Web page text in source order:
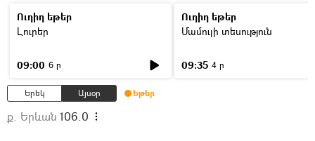
Ուղիղ եթեր
Լուրեր
09:00 6 ր
Ուղիղ եթեր
Մամուլի տեսություն
09:35 4 ր
Երեկ Այսօր Եթեր
ք. Երևան 106.0